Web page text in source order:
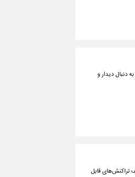
دنبال دیدار و
تراکنش‌های قابل